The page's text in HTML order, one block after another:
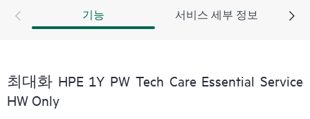
제품, 서비스, 사례에 대한 실행 가능한 데이터와 HPE
Tech Care 서비스 하에 지원되는 지원 계약을 제공하는
제품과 그 상호 작용 방식을 인지하여 더 쉽게 자산을 관
리할 수 있습니다. 새로운 셀프 서비스 툴을 활용하여 고
객은 지원 인시던트를 열지 않고도 특정 활동을 수행할
기능 서비스 세부 정보
최대화 HPE 1Y PW Tech Care Essential Service
HW Only